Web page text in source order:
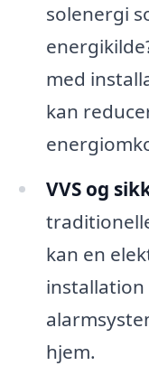
solenergi
med
kan
VVS og
kan en
installation
hjem.